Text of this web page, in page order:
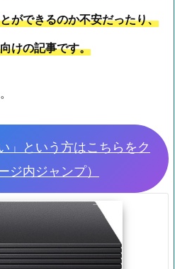
ができるのか不安だったり、
けの記事です。
」という方はこちらをク
ジ内ジャンプ）